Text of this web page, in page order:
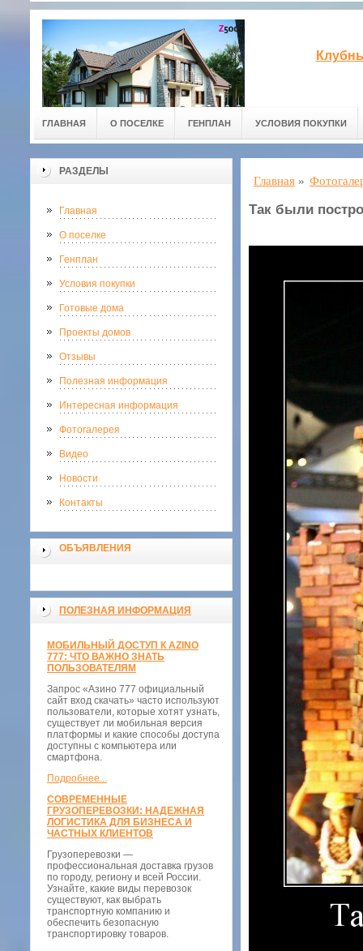
ГЛАВНАЯ О ПОСЕЛКЕ ГЕНПЛАН УСЛОВИЯ ПОКУПКИ
РАЗДЕЛЫ
Главная
О поселке
Генплан
Условия покупки
Готовые дома
Проекты домов
Отзывы
Полезная информация
Интересная информация
Фотогалерея
Видео
Новости
Контакты
ОБЪЯВЛЕНИЯ
ПОЛЕЗНАЯ ИНФОРМАЦИЯ
МОБИЛЬНЫЙ ДОСТУП К AZINO
777: ЧТО ВАЖНО ЗНАТЬ
ПОЛЬЗОВАТЕЛЯМ
Запрос «Азино 777 официальный
сайт вход скачать» часто используют
пользователи, которые хотят узнать,
существует ли мобильная версия
платформы и какие способы доступа
доступны с компьютера или
смартфона.
Подробнее...
СОВРЕМЕННЫЕ
ГРУЗОПЕРЕВОЗКИ: НАДЕЖНАЯ
ЛОГИСТИКА ДЛЯ БИЗНЕСА И
ЧАСТНЫХ КЛИЕНТОВ
Грузоперевозки —
профессиональная доставка грузов
по городу, региону и всей России.
Узнайте, какие виды перевозок
существуют, как выбрать
транспортную компанию и
обеспечить безопасную
транспортировку товаров.
Главная »
Так были